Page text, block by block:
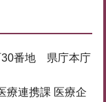
30番地 県庁本庁
療連携課 医療企